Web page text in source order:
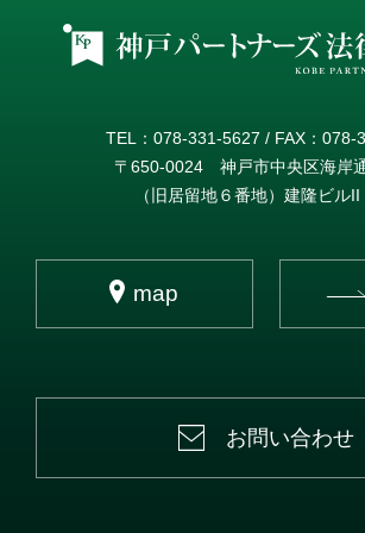
TEL：078-331-5627 / FAX：078-
〒650-0024 神戸市中央区海岸
（旧居留地６番地）建隆ビル
map
お問い合わせ